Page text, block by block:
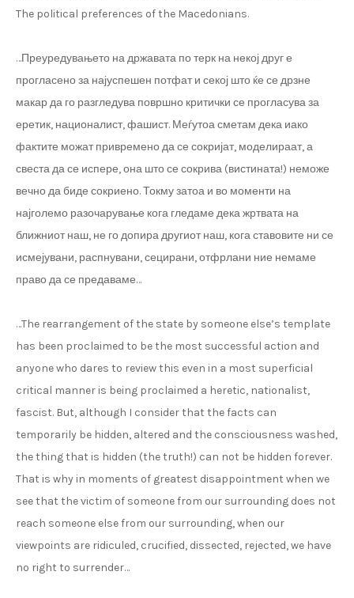
The political preferences of the Macedonians.
…Преуредувањето на државата по терк на некој друг е
прогласено за најуспешен потфат и секој што ќе се дрзне
макар да го разгледува површно критички се прогласува за
еретик, националист, фашист. Меѓутоа сметам дека иако
фактите можат привремено да се сокријат, моделираат, а
свеста да се испере, она што се сокрива (вистината!) неможе
вечно да биде сокриено. Токму затоа и во моменти на
најголемо разочарување кога гледаме дека жртвата на
ближниот наш, не го допира другиот наш, кога ставовите ни се
исмејувани, распнувани, сецирани, отфрлани ние немаме
право да се предаваме…
…The rearrangement of the state by someone else’s template
has been proclaimed to be the most successful action and
anyone who dares to review this even in a most superficial
critical manner is being proclaimed a heretic, nationalist,
fascist. But, although I consider that the facts can
temporarily be hidden, altered and the consciousness washed,
the thing that is hidden (the truth!) can not be hidden forever.
That is why in moments of greatest disappointment when we
see that the victim of someone from our surrounding does not
reach someone else from our surrounding, when our
viewpoints are ridiculed, crucified, dissected, rejected, we have
no right to surrender…